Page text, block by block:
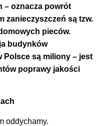
– oznacza powrót
zanieczyszczeń są tzw.
pieców.
budynków
są miliony – jest
poprawy jakości
oddychamy.